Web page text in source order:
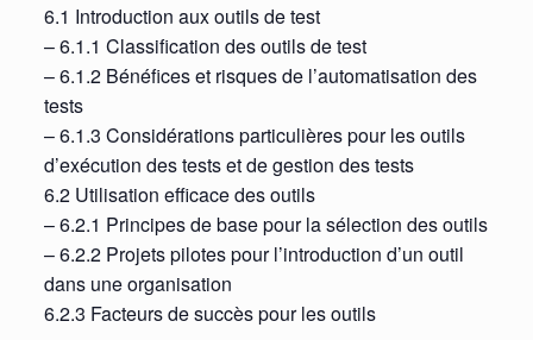
6.1 Introduction aux outils de test
– 6.1.1 Classification des outils de test
– 6.1.2 Bénéfices et risques de l’automatisation des
tests
– 6.1.3 Considérations particulières pour les outils
d’exécution des tests et de gestion des tests
6.2 Utilisation efficace des outils
– 6.2.1 Principes de base pour la sélection des outils
– 6.2.2 Projets pilotes pour l’introduction d’un outil
dans une organisation
6.2.3 Facteurs de succès pour les outils